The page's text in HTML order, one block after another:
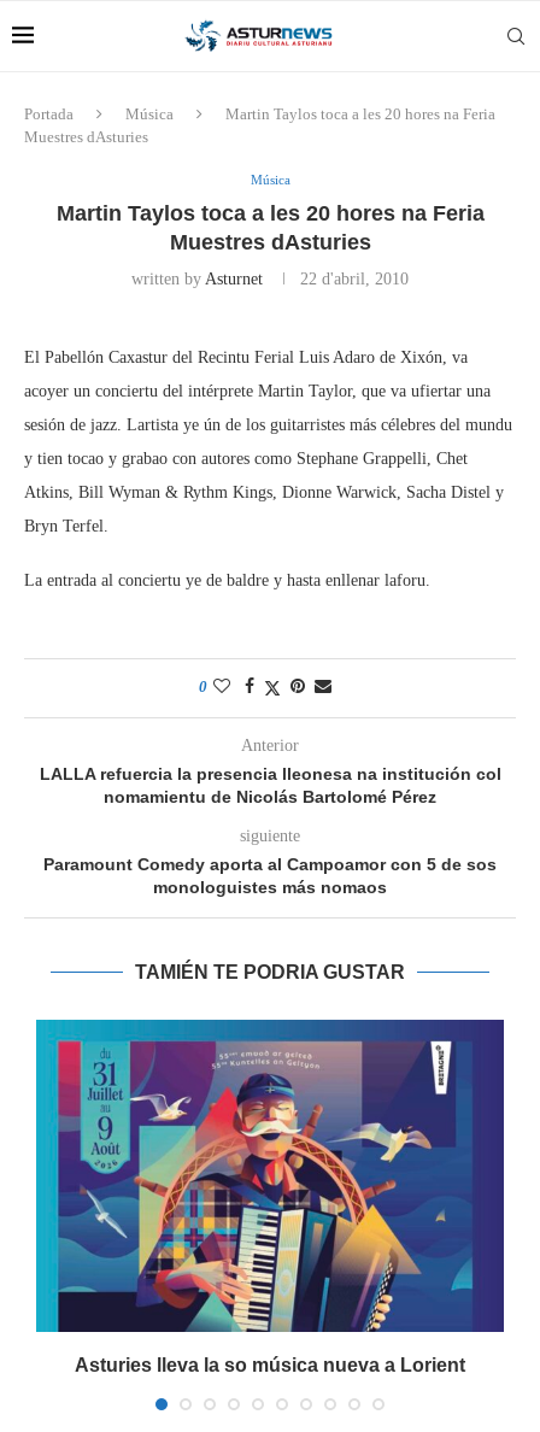
Portada Música
Martin Taylos toca a les 20 hores na Feria
Muestres dAsturies
Música
Martin Taylos toca a les 20 hores na Feria
Muestres dAsturies
written by Asturnet 22 d'abril, 2010
El Pabellón Caxastur del Recintu Ferial Luis Adaro de Xixón, va
acoyer un conciertu del intérprete Martin Taylor, que va ufiertar una
sesión de jazz. Lartista ye ún de los guitarristes más célebres del mundu
y tien tocao y grabao con autores como Stephane Grappelli, Chet
Atkins, Bill Wyman & Rythm Kings, Dionne Warwick, Sacha Distel y
Bryn Terfel.
La entrada al conciertu ye de baldre y hasta enllenar laforu.
0
Anterior
LALLA refuercia la presencia lleonesa na institución col
nomamientu de Nicolás Bartolomé Pérez
siguiente
Paramount Comedy aporta al Campoamor con 5 de sos
monologuistes más nomaos
TAMIÉN TE PODRIA GUSTAR
Asturies lleva la so música nueva a Lorient